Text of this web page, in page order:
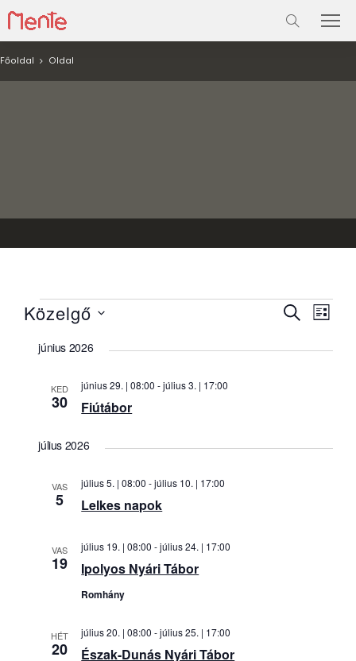
Főoldal Oldal
Események
és
KERESETT
KIFEJEZÉS
LISTA
Közelgő
kiválasztása.
június 2026
KED
30 Fiútábor
június 29. | 08:00 -július 3. | 17:00
július 2026
VAS
5 Lelkes napok
július 5. | 08:00 -július 10. | 17:00
VAS
19 Ipolyos Nyári Tábor
július 19. | 08:00 -július 24. | 17:00
Romhány
HÉT
20 Észak-Dunás Nyári Tábor
július 20. | 08:00 -július 25. | 17:00